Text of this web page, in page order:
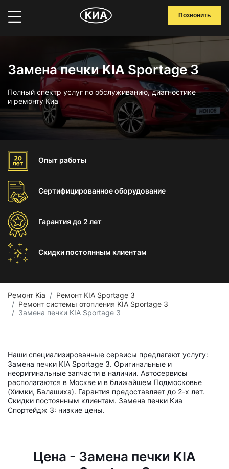
Позвонить
Замена печки KIA Sportage 3
Полный спектр услуг по обслуживанию, диагностике
и ремонту Киа
Опыт работы
Сертифицированноеоборудование
Гарантиядо 2 лет
Скидки постоянным клиентам
Ремонт Kia
Ремонт KIA Sportage 3
Ремонт системы отопления KIA Sportage 3
Замена печки KIA Sportage 3
Наши специализированные сервисы предлагают услугу:
Замена печки KIA Sportage 3. Оригинальные и
неоригинальные запчасти в наличии. Автосервисы
располагаются в Москве и в ближайшем Подмосковье
(Химки, Балашиха). Гарантия предоставляет до 2-х лет.
Скидки постоянным клиентам. Замена печки Киа
Спортейдж 3: низкие цены.
Цена - Замена печки KIA